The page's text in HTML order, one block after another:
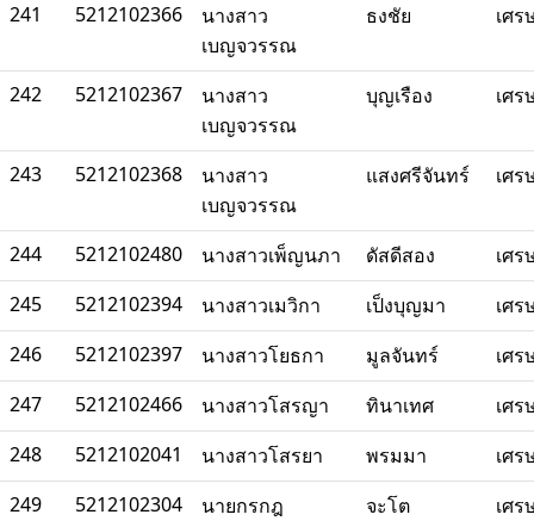
241
5212102366
นางสาว
เบญจวรรณ
ธงชัย เศ
242 5212102367
นางสาว
เบญจวรรณ
บุญเรือง เศ
243 5212102368
นางสาว
เบญจวรรณ
แสงศรีจันทร์ เศ
244 5212102480 นางสาวเพ็ญนภา ดัสดีสอง
เศ
245
5212102394 นางสาวเมวิกา เป็งบุญมา
เศ
246
5212102397 นางสาวโยธกา มูลจันทร์
เศ
247
5212102466 นางสาวโสรญา ทินาเทศ
เศ
248
5212102041 นางสาวโสรยา พรมมา
เศ
249
5212102304 นายกรกฎ จะโต
เศ